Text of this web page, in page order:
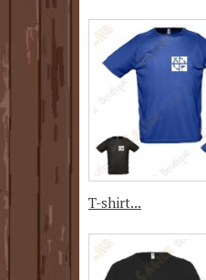
T-shirt...